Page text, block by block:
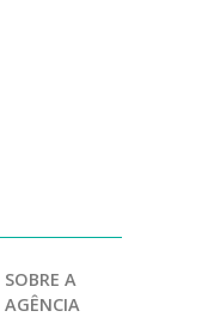
SOBRE A
AGÊNCIA